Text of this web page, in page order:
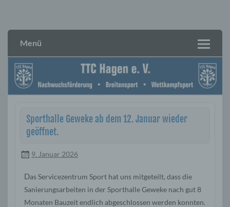
Menü
Sporthalle Geweke ab dem 12. Januar wieder
geöffnet.
9. Januar 2026
Das Servicezentrum Sport hat uns mitgeteilt, dass die
Sanierungsarbeiten in der Sporthalle Geweke nach gut 8
Monaten Bauzeit endlich abgeschlossen werden konnten.